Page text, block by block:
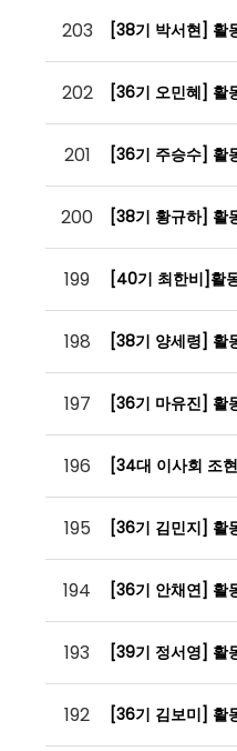
203 [38기 박서현] 활
202 [36기 오민혜] 활
201 [36기 주승수] 활
200 [38기 황규하] 활
199 [40기 최한비]활
198 [38기 양세령] 활
197 [36기 마유진] 활
196 [34대 이사회 조
195 [36기 김민지] 활
194 [36기 안채연] 활
193 [39기 정서영] 활
192 [36기 김보미] 활